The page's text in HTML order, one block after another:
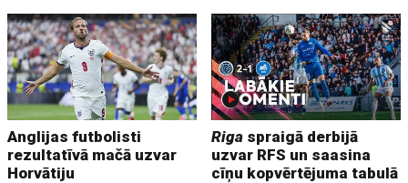
Anglijas futbolisti
rezultatīvā mačā uzvar
Horvātiju
Riga spraigā derbijā
uzvar RFS un saasina
cīņu kopvērtējuma tabulā